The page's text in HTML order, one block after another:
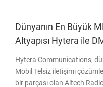
Dünyanın En Büyük
Altyapısı Hytera ile
Hytera Communications,
Mobil Telsiz iletişimi
bir parçası olan Altech